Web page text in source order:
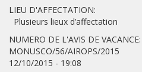
LIEU
Plusieurs lieux d’affectation
NUMERO DE
MONUSCO/56/AIROPS/2015
12/10/2015 - 19:08